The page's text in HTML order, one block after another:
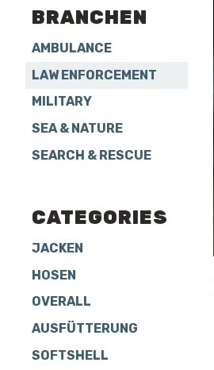
BRANCHEN
AMBULANCE
LAW ENFORCEMENT
MILITARY
SEA & NATURE
SEARCH & RESCUE
CATEGORIES
JACKEN
HOSEN
OVERALL
AUSFÜTTERUNG
SOFTSHELL